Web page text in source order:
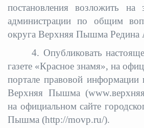
постановления возложить на
администрации по общим
округа Верхняя Пышма
4. Опубликовать
газете «Красное знамя», на
портале правовой информации
Верхняя Пышма
на официальном сайте
Пышма (http://movp.ru/).